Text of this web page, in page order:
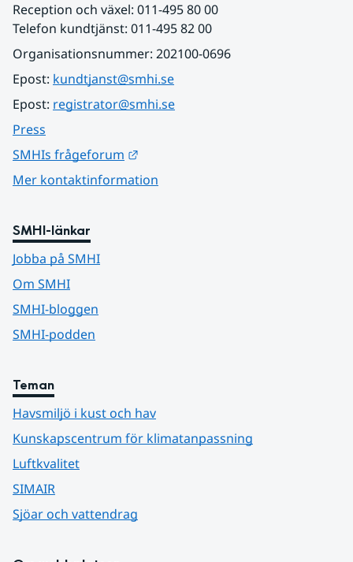
Reception och växel: 011-495 80 00
Telefon kundtjänst: 011-495 82 00
Organisationsnummer: 202100-0696
Epost: kundtjanst@smhi.se
Epost: registrator@smhi.se
Press
SMHIs frågeforum
Mer kontaktinformation
SMHI-länkar
Jobba på SMHI
Om SMHI
SMHI-bloggen
SMHI-podden
Teman
Havsmiljö i kust och hav
Kunskapscentrum för klimatanpassning
Luftkvalitet
SIMAIR
Sjöar och vattendrag